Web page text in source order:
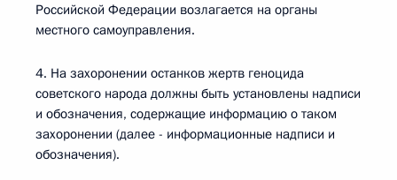
Российской Федерации возлагается на органы
местного самоуправления.
4. На захоронении останков жертв геноцида
советского народа должны быть установлены надписи
и обозначения, содержащие информацию о таком
захоронении (далее - информационные надписи и
обозначения).